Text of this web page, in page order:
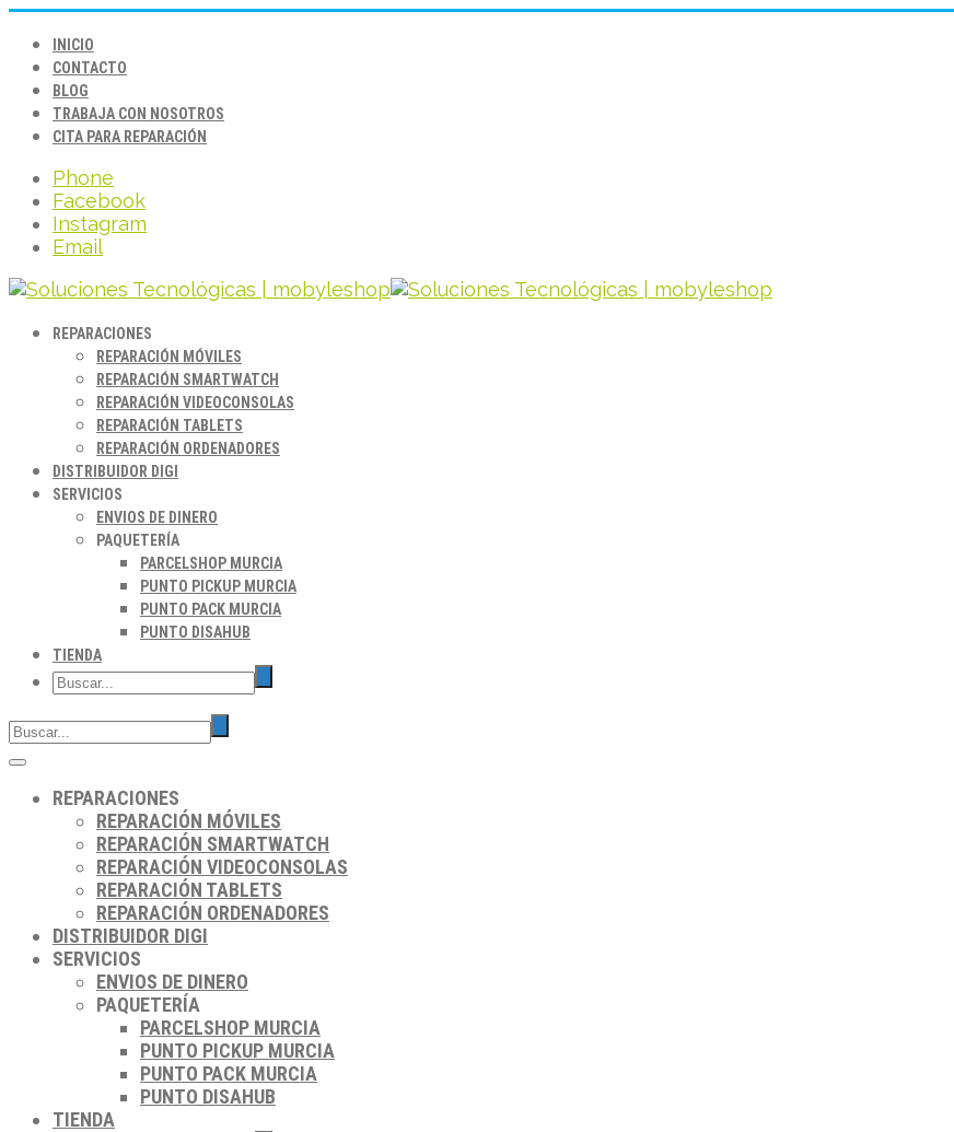
INICIO
CONTACTO
BLOG
TRABAJA CON NOSOTROS
CITA PARA REPARACIÓN
Phone
Facebook
Instagram
Email
REPARACIONES
REPARACIÓN MÓVILES
REPARACIÓN SMARTWATCH
REPARACIÓN VIDEOCONSOLAS
REPARACIÓN TABLETS
REPARACIÓN ORDENADORES
DISTRIBUIDOR DIGI
SERVICIOS
ENVIOS DE DINERO
PAQUETERÍA
PARCELSHOP MURCIA
PUNTO PICKUP MURCIA
PUNTO PACK MURCIA
PUNTO DISAHUB
TIENDA
REPARACIONES
REPARACIÓN MÓVILES
REPARACIÓN SMARTWATCH
REPARACIÓN VIDEOCONSOLAS
REPARACIÓN TABLETS
REPARACIÓN ORDENADORES
DISTRIBUIDOR DIGI
SERVICIOS
ENVIOS DE DINERO
PAQUETERÍA
PARCELSHOP MURCIA
PUNTO PICKUP MURCIA
PUNTO PACK MURCIA
PUNTO DISAHUB
TIENDA